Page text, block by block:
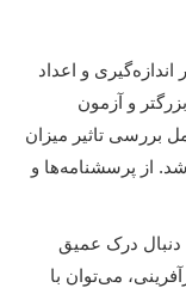
اندازه‌گیری و اعداد
و آزمون
بررسی تاثیر میزان
از پرسشنامه‌ها و
دنبال درک عمیق
می‌توان با